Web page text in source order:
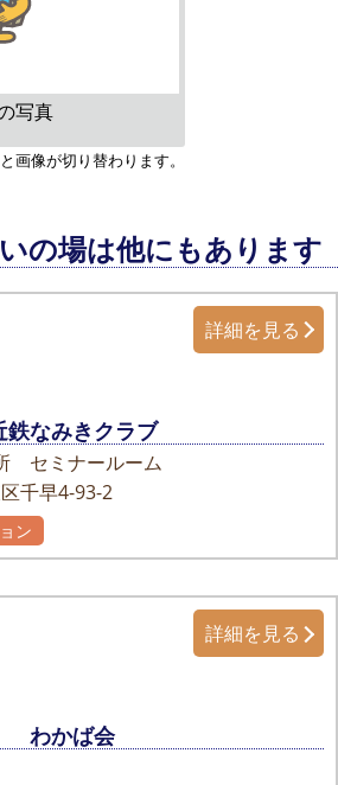
写真
画像が切り替わります。
の場は他にもあります
鉄なみきクラブ
セミナールーム
千早4-93-2
詳細を見る
ン
わかば会
詳細を見る